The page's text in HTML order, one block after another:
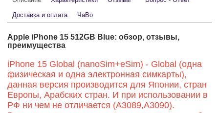
Описание Характеристики Отзывы0 Вопрос - Ответ
Apple iPhone 15 512GB Blue: обзор, отзывы,
преимущества
iPhone 15 Global (nanoSim+eSim) - Global (одна